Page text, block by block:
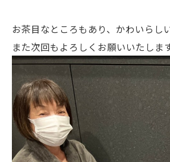
お茶目なところもあり、かわいらし
また次回もよろしくお願いいたしま